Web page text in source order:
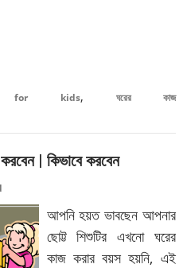
for kids,
ঘরের কাজ
| কিভাবে করবেন
আপনি হয়ত ভাবছেন আপনার
ছোট্ট শিশুটির এখনো ঘরের
কাজ করার বয়স হয়নি, এই